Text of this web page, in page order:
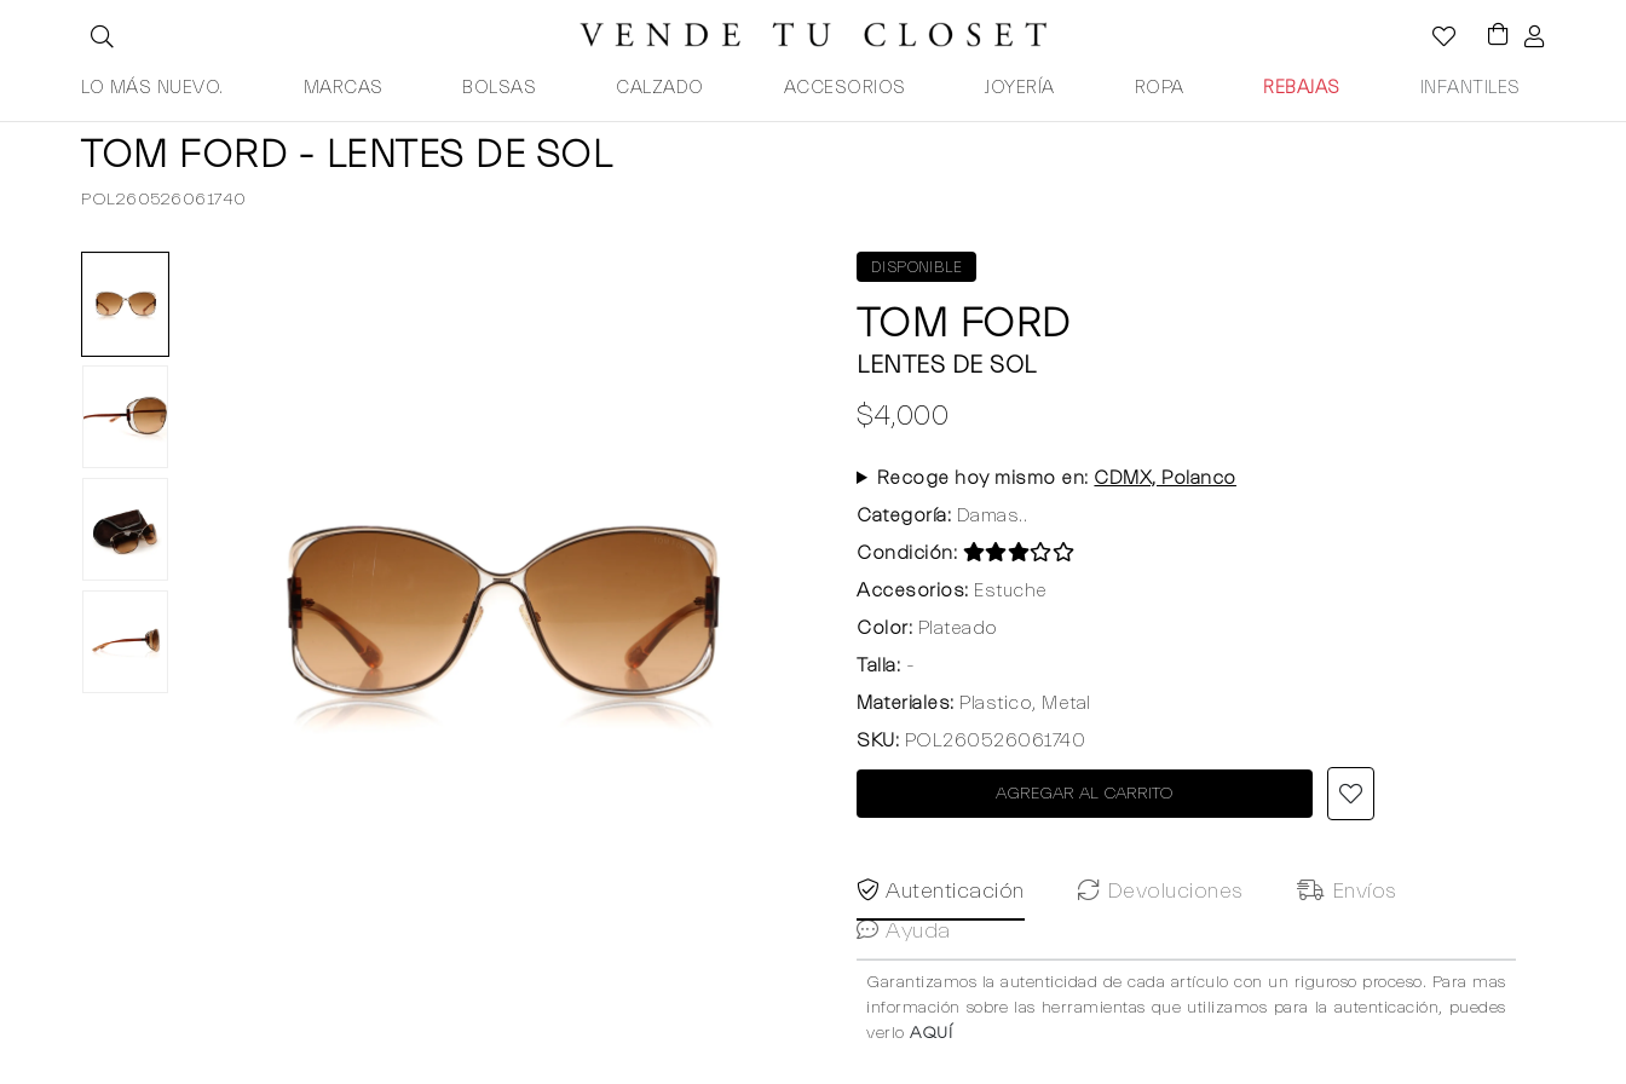
LO MÁS NUEVO. MARCAS BOLSAS CALZADO ACCESORIOS JOYERÍA ROPA REBAJAS INFANTILES
TOM FORD - LENTES DE SOL
POL260526061740
DISPONIBLE
TOM FORD
LENTES DE SOL
$4,000
Recoge hoy mismo en: CDMX, Polanco
Categoría: Damas..
Condición:
Accesorios: Estuche
Color: Plateado
Talla: -
Materiales: Plastico, Metal
SKU: POL260526061740
AGREGAR AL CARRITO
Autenticación Devoluciones
Envíos
Ayuda
Garantizamos la autenticidad de cada artículo con un riguroso proceso. Para mas
información sobre las herramientas que utilizamos para la autenticación, puedes
verlo AQUÍ